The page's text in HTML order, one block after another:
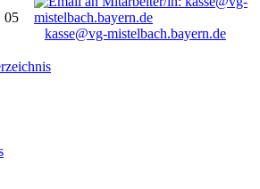
05
kasse@vg-mistelbach.bayern.de